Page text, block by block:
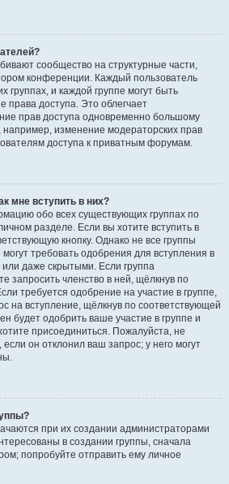
сообщество на структурные части,
конференции. Каждый пользователь
группах, и каждой группе могут быть
права доступа. Это облегчает
прав доступа одновременно большому
например, изменение модераторских прав
доступа к приватным форумам.
мне вступить в них?
обо всех существующих группах по
разделе. Если вы хотите вступить в
кнопку. Однако не все группы
требовать одобрения для вступления в
даже скрытыми. Если группа
запросить членство в ней, щёлкнув по
требуется одобрение на участие в группе,
на вступление, щёлкнув по соответствующей
будет одобрить ваше участие в группе и
присоединиться. Пожалуйста, не
он отклонил ваш запрос; у него могут
при их создании администраторами
в создании группы, сначала
попробуйте отправить ему личное